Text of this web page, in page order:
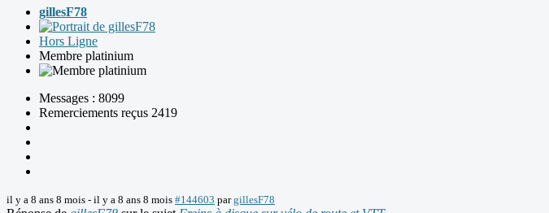
gillesF78
Hors Ligne
Membre platinium
Messages : 8099
Remerciements reçus 2419
il y a 8 ans 8 mois - il y a 8 ans 8 mois #144603 pargillesF78